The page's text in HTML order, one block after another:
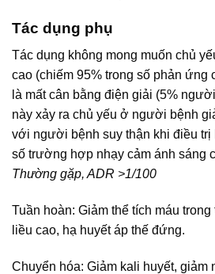
Tác dụng phụ
Tác dụng không mong muốn chủ
cao (chiếm 95% trong số phản ứng
là mất cân bằng điện giải (5%
này xảy ra chủ yếu ở người bệnh
với người bệnh suy thận khi điều trị
số trường hợp nhạy cảm ánh sáng
Thường gặp, ADR >1/100
Tuần hoàn: Giảm thể tích máu
liều cao, hạ huyết áp thế đứng.
Chuyển hóa: Giảm kali huyết, giảm